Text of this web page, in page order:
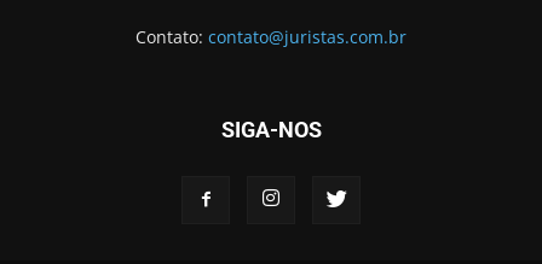
Contato: contato@juristas.com.br
SIGA-NOS